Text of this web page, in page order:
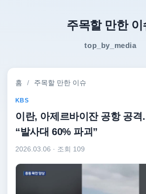
주목할 만한 이
top_by_media
홈 / 주목할 만한 이슈
KBS
이란, 아제르바이잔 공항 공
“발사대 60% 파괴”
2026.03.06 · 조회 109